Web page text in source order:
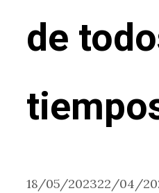
de
18/05/202322/04/